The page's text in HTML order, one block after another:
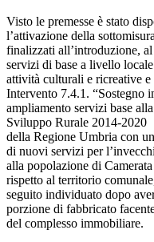
Visto le premesse è stato
l’attivazione della
finalizzati all’introduzione,
servizi di base a livello
attività culturali e ricreative
Intervento 7.4.1. “Sostegno
ampliamento servizi base
Sviluppo Rurale 2014-2020
della Regione Umbria con
di nuovi servizi per
alla popolazione di
rispetto al territorio
seguito individuato dopo
porzione di fabbricato
del complesso immobiliare.